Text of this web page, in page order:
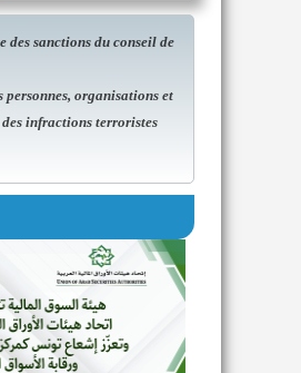
des sanctions du conseil de
personnes, organisations et
des infractions terroristes